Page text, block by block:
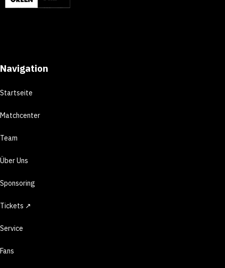
Navigation
Startseite
Matchcenter
Team
Über Uns
Sponsoring
Tickets ↗
Service
Fans